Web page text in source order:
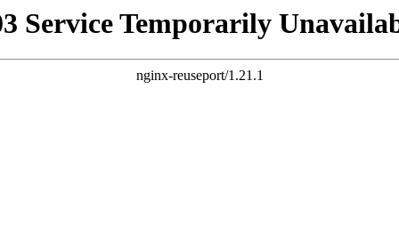
Service Temporarily
nginx-reuseport/1.21.1